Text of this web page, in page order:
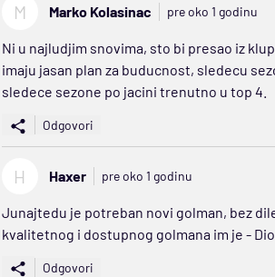
M Marko Kolasinac pre oko 1 godinu
Ni u najludjim snovima, sto bi presao iz
imaju jasan plan za buducnost, sledecu
sledece sezone po jacini trenutno u top 4.
Odgovori
H Haxer pre oko 1 godinu
Junajtedu je potreban novi golman, bez
kvalitetnog i dostupnog golmana im je -
Odgovori